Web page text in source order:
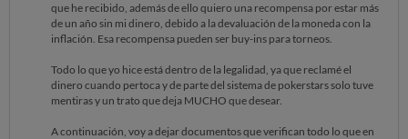
que he recibido, además de ello quiero una recompensa por estar más
de un año sin mi dinero, debido a la devaluación de la moneda con la
inflación. Esa recompensa pueden ser buy-ins para torneos.
Todo lo que yo hice está dentro de la legalidad, ya que reclamé el
dinero cuando pertoca y de parte del sistema de pokerstars solo tuve
mentiras y un trato que deja MUCHO que desear.
A continuación, voy a dejar documentos que verifican todo lo que en